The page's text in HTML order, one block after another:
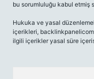
bu sorumluluğu kabul etmiş
Hukuka ve yasal
içerikleri,
ilgili içerikler yasal süre